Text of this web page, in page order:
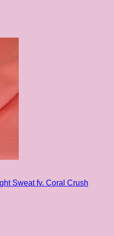
Sweat fv. Coral Crush